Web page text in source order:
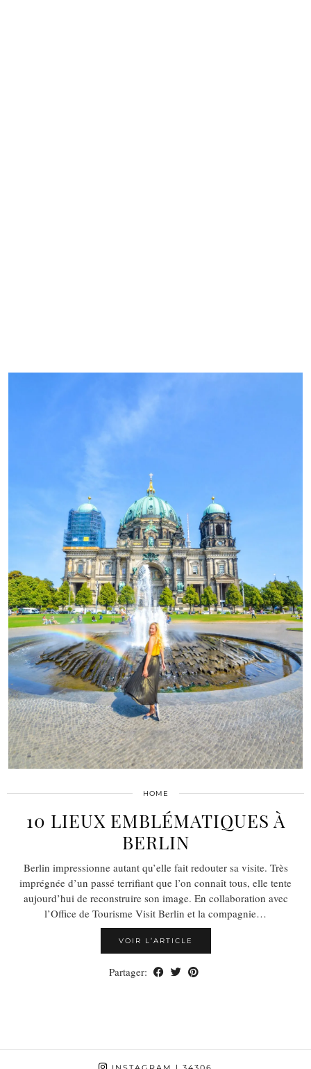
HOME
10 LIEUX EMBLÉMATIQUES À
BERLIN
Berlin impressionne autant qu’elle fait redouter sa visite. Très
imprégnée d’un passé terrifiant que l’on connaît tous, elle tente
aujourd’hui de reconstruire son image. En collaboration avec
l’Office de Tourisme Visit Berlin et la compagnie…
VOIR L’ARTICLE
Partager: